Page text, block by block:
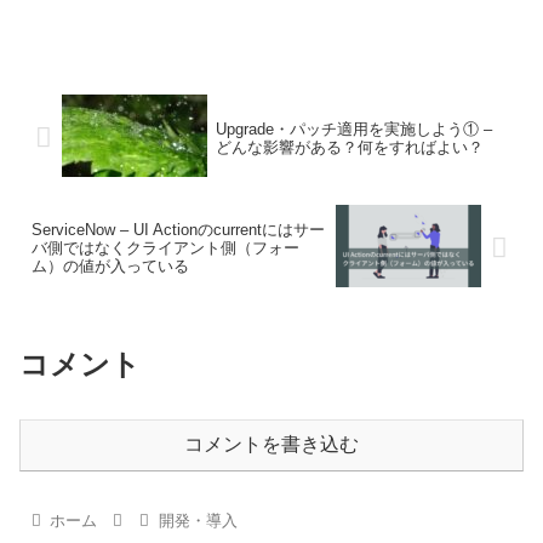
Upgrade・パッチ適用を実施しよう① –
どんな影響がある？何をすればよい？
ServiceNow – UI Actionのcurrentにはサー
バ側ではなくクライアント側（フォー
ム）の値が入っている
コメント
コメントを書き込む
ホーム 開発・導入